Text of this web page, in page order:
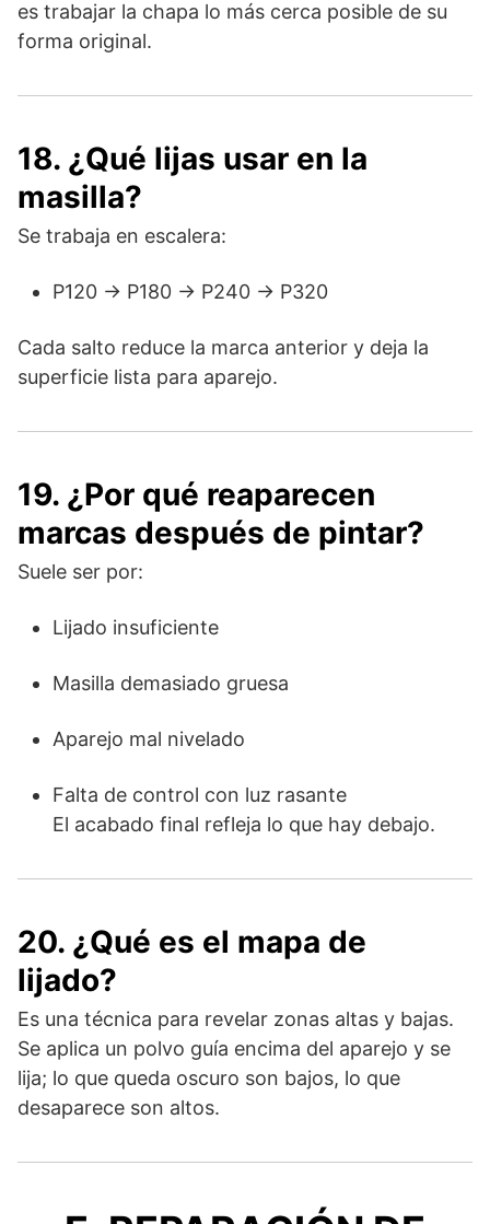
es trabajar la chapa lo más cerca posible de su
forma original.
18. ¿Qué lijas usar en la
masilla?
Se trabaja en escalera:
P120 → P180 → P240 → P320
Cada salto reduce la marca anterior y deja la
superficie lista para aparejo.
19. ¿Por qué reaparecen
marcas después de pintar?
Suele ser por:
Lijado insuficiente
Masilla demasiado gruesa
Aparejo mal nivelado
Falta de control con luz rasante
El acabado final refleja lo que hay debajo.
20. ¿Qué es el mapa de
lijado?
Es una técnica para revelar zonas altas y bajas.
Se aplica un polvo guía encima del aparejo y se
lija; lo que queda oscuro son bajos, lo que
desaparece son altos.